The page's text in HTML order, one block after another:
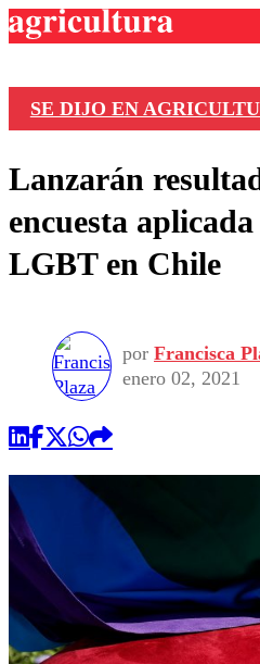
Frecuencias
Agricultura TV
Deportes
Colo Colo
Seleccion
Torneo
Entretención
Economía
Internacional
Publicaciones
Opinión
SE DIJO EN
Lanzarán
encuesta
LGBT en Chile
por Francisca
enero 02, 2021